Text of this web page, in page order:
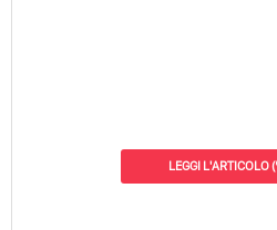
LEGGI L'ARTICOLO(